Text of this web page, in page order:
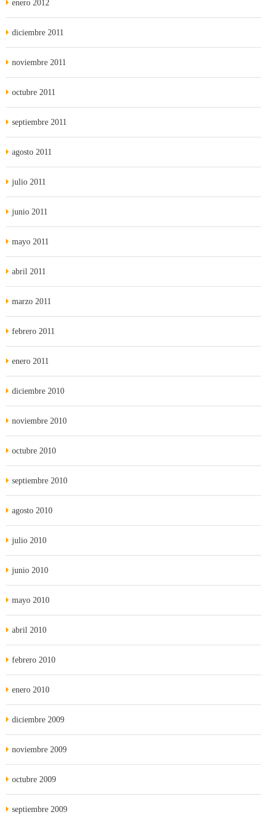
enero 2012
diciembre 2011
noviembre 2011
octubre 2011
septiembre 2011
agosto 2011
julio 2011
junio 2011
mayo 2011
abril 2011
marzo 2011
febrero 2011
enero 2011
diciembre 2010
noviembre 2010
octubre 2010
septiembre 2010
agosto 2010
julio 2010
junio 2010
mayo 2010
abril 2010
febrero 2010
enero 2010
diciembre 2009
noviembre 2009
octubre 2009
septiembre 2009